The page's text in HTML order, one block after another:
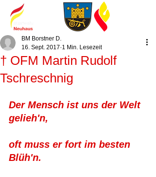
† OFM Martin Rudolf
Tschreschnig
BM Borstner D.
16. Sept. 2017 1 Min. Lesezeit
Der Mensch ist uns der Welt
gelieh'n,
oft muss er fort im besten
Blüh'n.